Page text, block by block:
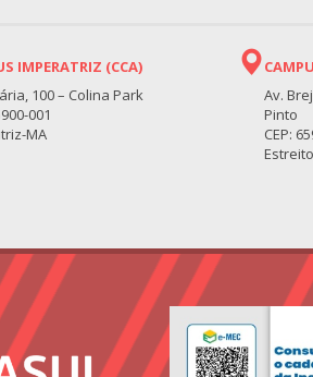
IMPERATRIZ (CCA)
100 – Colina Park
001
MA
Av.
Pinto
CEP: